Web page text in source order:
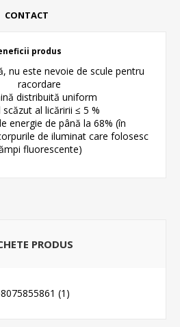
CONTACT
produs
nu este nevoie de scule pentru
racordare
distribuită uniform
scăzut al licăririi ≤ 5 %
energie de până la 68% (în
de iluminat care folosesc
fluorescente)
PRODUS
(1)